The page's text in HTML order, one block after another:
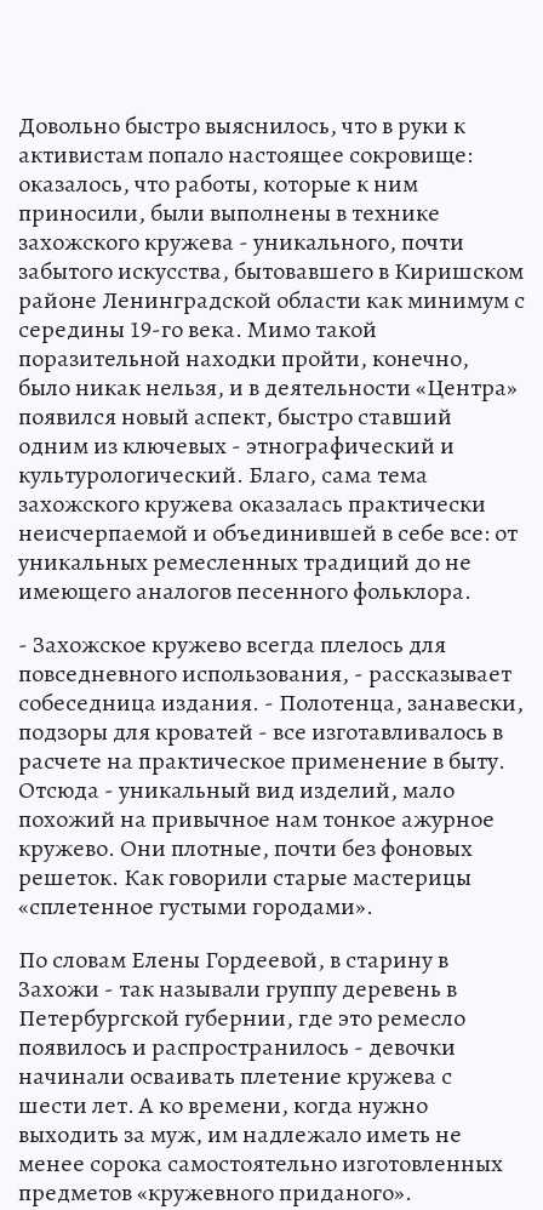
Довольно быстро выяснилось, что в руки к
активистам попало настоящее сокровище:
оказалось, что работы, которые к ним
приносили, были выполнены в технике
захожского кружева - уникального, почти
забытого искусства, бытовавшего в Киришском
районе Ленинградской области как минимум с
середины 19-го века. Мимо такой
поразительной находки пройти, конечно,
было никак нельзя, и в деятельности «Центра»
появился новый аспект, быстро ставший
одним из ключевых - этнографический и
культурологический. Благо, сама тема
захожского кружева оказалась практически
неисчерпаемой и объединившей в себе все: от
уникальных ремесленных традиций до не
имеющего аналогов песенного фольклора.
- Захожское кружево всегда плелось для
повседневного использования, - рассказывает
собеседница издания. - Полотенца, занавески,
подзоры для кроватей - все изготавливалось в
расчете на практическое применение в быту.
Отсюда - уникальный вид изделий, мало
похожий на привычное нам тонкое ажурное
кружево. Они плотные, почти без фоновых
решеток. Как говорили старые мастерицы
«сплетенное густыми городами».
По словам Елены Гордеевой, в старину в
Захожи - так называли группу деревень в
Петербургской губернии, где это ремесло
появилось и распространилось - девочки
начинали осваивать плетение кружева с
шести лет. А ко времени, когда нужно
выходить за муж, им надлежало иметь не
менее сорока самостоятельно изготовленных
предметов «кружевного приданого».